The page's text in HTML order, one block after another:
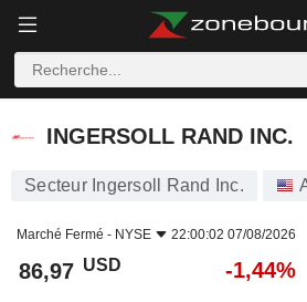
INGERSOLL RAND INC.
INGERSOLL RAND INC.
Secteur Ingersoll Rand Inc.
Marché Fermé - NYSE 22:00:02 07/08/2026
86,97 USD -1,44%